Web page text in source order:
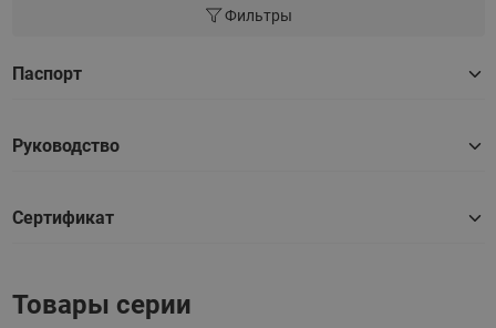
Фильтры
Паспорт
Руководство
Сертификат
Товары серии